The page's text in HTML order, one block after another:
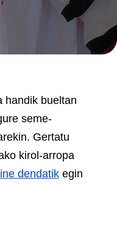
handik bueltan
seme-
Gertatu
kirol-arropa
dendatik egin